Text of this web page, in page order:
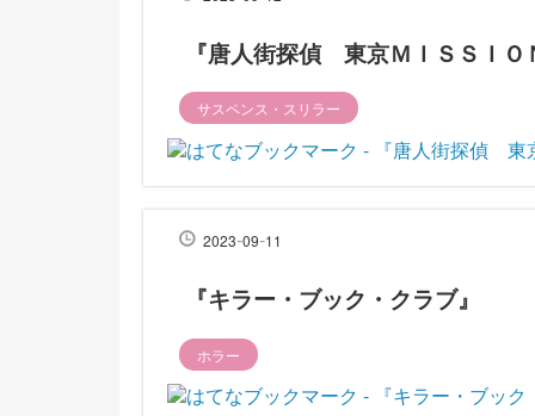
『唐人街探偵 東京ＭＩＳＳＩＯ
サスペンス・スリラー
2023-09-11
『キラー・ブック・クラブ』
ホラー